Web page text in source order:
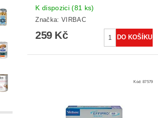
K dispozici(81 ks)
Značka: VIRBAC
259 Kč
Kód: 87579